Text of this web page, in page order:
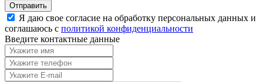
Я даю свое согласие на обработку персональных данных и
соглашаюсь с политикой конфиденциальности
Введите контактные данные